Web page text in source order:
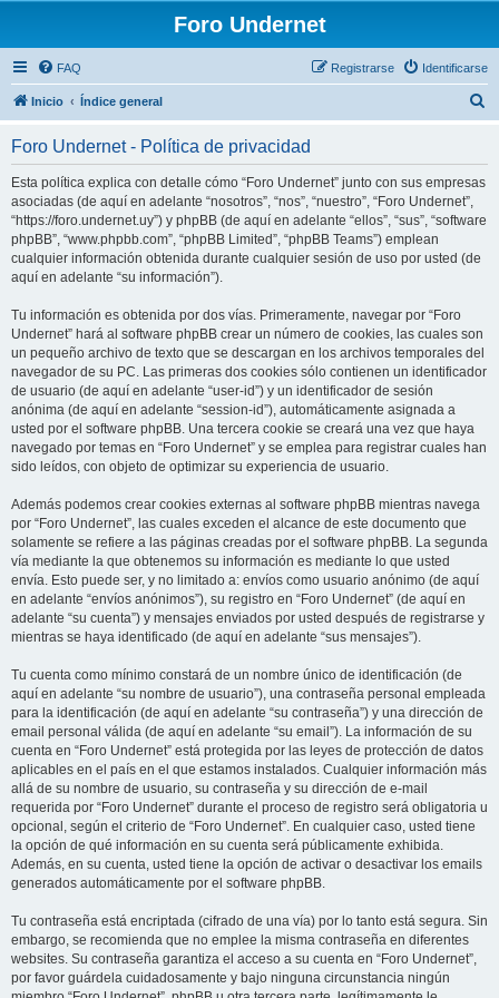
Foro Undernet
FAQ Identificarse
Registrarse
Inicio Índice general
Foro Undernet - Política de privacidad
Esta política explica con detalle cómo “Foro Undernet” junto con sus empresas
asociadas (de aquí en adelante “nosotros”, “nos”, “nuestro”, “Foro Undernet”,
“https://foro.undernet.uy”) y phpBB (de aquí en adelante “ellos”, “sus”, “software
phpBB”, “www.phpbb.com”, “phpBB Limited”, “phpBB Teams”) emplean
cualquier información obtenida durante cualquier sesión de uso por usted (de
aquí en adelante “su información”).
Tu información es obtenida por dos vías. Primeramente, navegar por “Foro
Undernet” hará al software phpBB crear un número de cookies, las cuales son
un pequeño archivo de texto que se descargan en los archivos temporales del
navegador de su PC. Las primeras dos cookies sólo contienen un identificador
de usuario (de aquí en adelante “user-id”) y un identificador de sesión
anónima (de aquí en adelante “session-id”), automáticamente asignada a
usted por el software phpBB. Una tercera cookie se creará una vez que haya
navegado por temas en “Foro Undernet” y se emplea para registrar cuales han
sido leídos, con objeto de optimizar su experiencia de usuario.
Además podemos crear cookies externas al software phpBB mientras navega
por “Foro Undernet”, las cuales exceden el alcance de este documento que
solamente se refiere a las páginas creadas por el software phpBB. La segunda
vía mediante la que obtenemos su información es mediante lo que usted
envía. Esto puede ser, y no limitado a: envíos como usuario anónimo (de aquí
en adelante “envíos anónimos”), su registro en “Foro Undernet” (de aquí en
adelante “su cuenta”) y mensajes enviados por usted después de registrarse y
mientras se haya identificado (de aquí en adelante “sus mensajes”).
Tu cuenta como mínimo constará de un nombre único de identificación (de
aquí en adelante “su nombre de usuario”), una contraseña personal empleada
para la identificación (de aquí en adelante “su contraseña”) y una dirección de
email personal válida (de aquí en adelante “su email”). La información de su
cuenta en “Foro Undernet” está protegida por las leyes de protección de datos
aplicables en el país en el que estamos instalados. Cualquier información más
allá de su nombre de usuario, su contraseña y su dirección de e-mail
requerida por “Foro Undernet” durante el proceso de registro será obligatoria u
opcional, según el criterio de “Foro Undernet”. En cualquier caso, usted tiene
la opción de qué información en su cuenta será públicamente exhibida.
Además, en su cuenta, usted tiene la opción de activar o desactivar los emails
generados automáticamente por el software phpBB.
Tu contraseña está encriptada (cifrado de una vía) por lo tanto está segura. Sin
embargo, se recomienda que no emplee la misma contraseña en diferentes
websites. Su contraseña garantiza el acceso a su cuenta en “Foro Undernet”,
por favor guárdela cuidadosamente y bajo ninguna circunstancia ningún